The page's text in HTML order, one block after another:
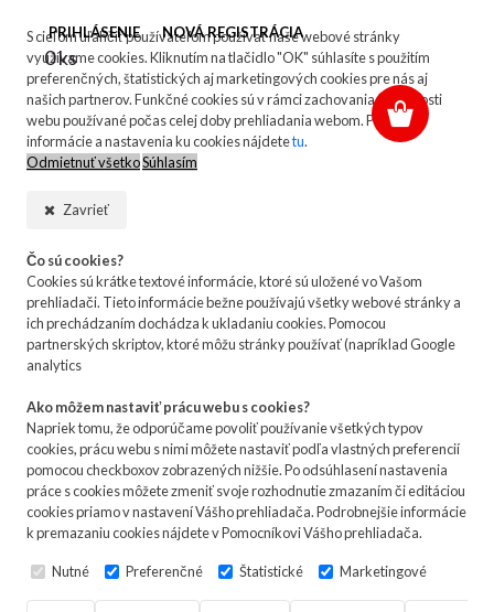
S cieľom uľahčiť používateľom používať naše webové stránky
využívame cookies. Kliknutím na tlačidlo "OK" súhlasíte s použitím
preferenčných, štatistických aj marketingových cookies pre nás aj
našich partnerov. Funkčné cookies sú v rámci zachovania funkčnosti
webu používané počas celej doby prehliadania webom. Podrobné
informácie a nastavenia ku cookies nájdetetu.
Odmietnuť všetkoSúhlasím
Zavrieť
Čo sú cookies?
Cookies sú krátke textové informácie, ktoré sú uložené vo Vašom
prehliadači. Tieto informácie bežne používajú všetky webové stránky a
ich prechádzaním dochádza k ukladaniu cookies. Pomocou
partnerských skriptov, ktoré môžu stránky používať (napríklad Google
analytics
Ako môžem nastaviť prácu webu s cookies?
Napriek tomu, že odporúčame povoliť používanie všetkých typov
cookies, prácu webu s nimi môžete nastaviť podľa vlastných preferencií
pomocou checkboxov zobrazených nižšie. Po odsúhlasení nastavenia
práce s cookies môžete zmeniť svoje rozhodnutie zmazaním či editáciou
cookies priamo v nastavení Vášho prehliadača. Podrobnejšie informácie
k premazaniu cookies nájdete v Pomocníkovi Vášho prehliadača.
Nutné Preferenčné Štatistické Marketingové
PRIHLÁSENIE NOVÁ REGISTRÁCIA
0 ks